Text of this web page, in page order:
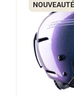
NOUVEAUTÉ